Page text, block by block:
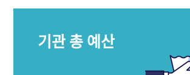
기관 총 예산